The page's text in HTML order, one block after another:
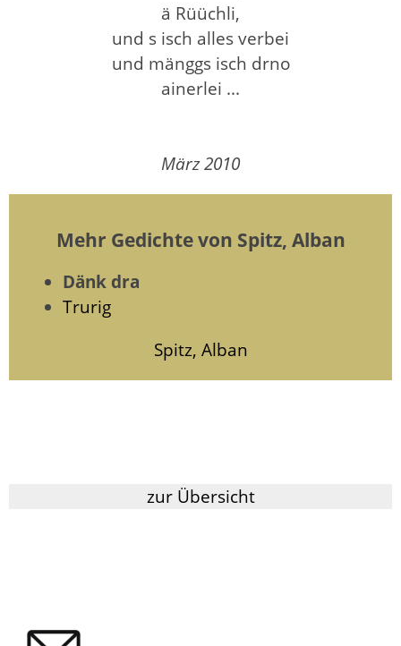
ä Rüüchli,
und s isch alles verbei
und mänggs isch drno
ainerlei ...
März 2010
Mehr Gedichte von Spitz, Alban
Dänk dra
Trurig
Spitz, Alban
zur Übersicht